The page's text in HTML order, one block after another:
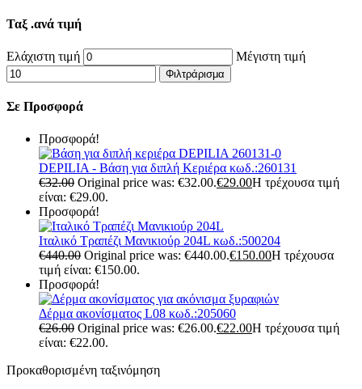
Ταξ .ανά τιμή
Ελάχιστη τιμή Μέγιστη τιμή
Φιλτράρισμα
Σε Προσφορά
Προσφορά!
DEPILIA - Βάση για διπλή Κεριέρα κωδ.:260131
€32.00 Original price was: €32.00.€29.00Η τρέχουσα τιμή
είναι: €29.00.
Προσφορά!
Ιταλικό Τραπέζι Μανικιούρ 204L κωδ.:500204
€440.00 Original price was: €440.00.€150.00Η τρέχουσα
τιμή είναι: €150.00.
Προσφορά!
Δέρμα ακονίσματος L08 κωδ.:205060
€26.00 Original price was: €26.00.€22.00Η τρέχουσα τιμή
είναι: €22.00.
Προκαθορισμένη ταξινόμηση